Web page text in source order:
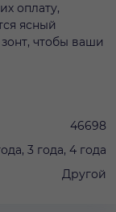
оплату,
ясный
чтобы ваши
можно
в любом
46698
3 года, 4 года
Другой